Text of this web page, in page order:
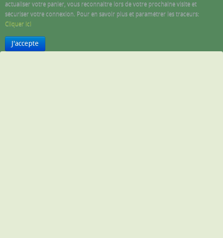
actualiser votre panier, vous reconnaitre lors de votre prochaine visite et
sécuriser votre connexion. Pour en savoir plus et paramétrer les traceurs:
Cliquer ici
J'accepte